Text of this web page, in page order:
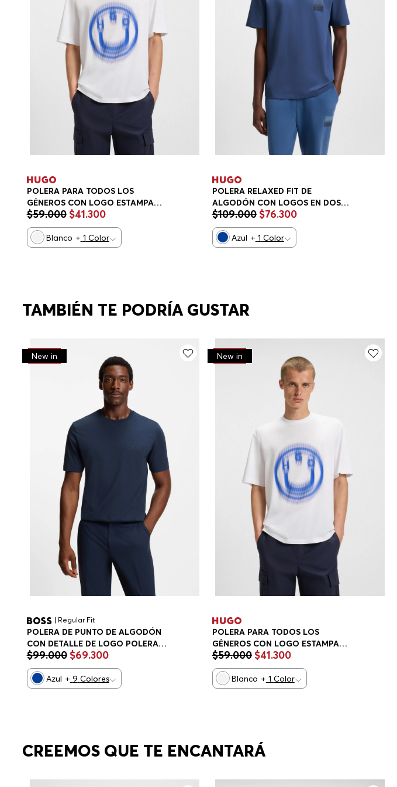
POLERA PARA TODOS LOS
GÉNEROS CON LOGO ESTAMPADO
DIFUMINADO PLAYERA REGULAR
FIT HOMBRE
$59.000 $41.300
Blanco + 1 Color
POLERA RELAXED FIT DE
ALGODÓN CON LOGOS EN DOS
PARTES PLAYERA RELAXED FIT
HOMBRE
$109.000 $76.300
Azul + 1 Color
TAMBIÉN TE PODRÍA GUSTAR
-30%
New in
| Regular Fit
POLERA DE PUNTO DE ALGODÓN
CON DETALLE DE LOGO POLERA
REGULAR FIT HOMBRE
$99.000 $69.300
Azul + 9 Colores
-30%
New in
POLERA PARA TODOS LOS
GÉNEROS CON LOGO ESTAMPADO
DIFUMINADO PLAYERA REGULAR
FIT HOMBRE
$59.000 $41.300
Blanco + 1 Color
CREEMOS QUE TE ENCANTARÁ